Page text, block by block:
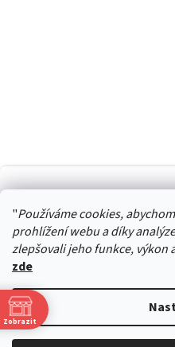
"Používáme cookies,
prohlížení webu a díky
zlepšovali jeho funkce, výkon
zde
HURTTA-
Copyright 2026izviratka.cz.
Zobrazit
Stačí se přihlásit k odběru
Ano,
Zásady